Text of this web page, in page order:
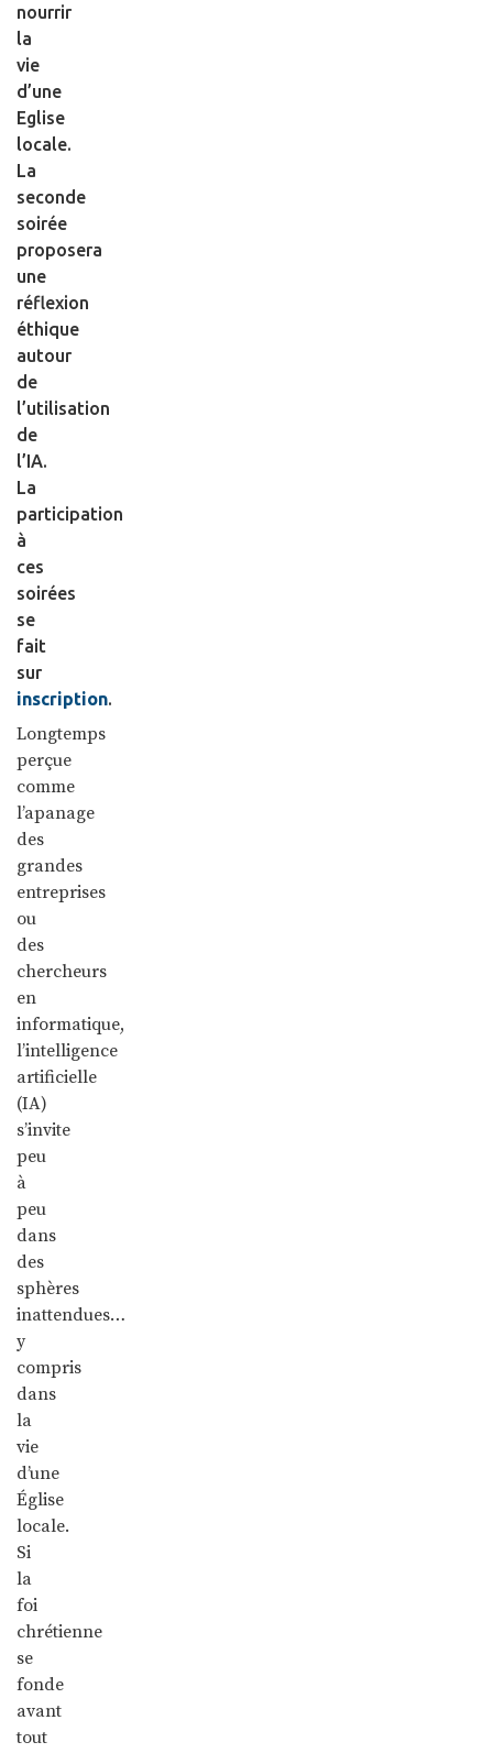
nourrir
la
vie
d’une
Eglise
locale.
La
seconde
soirée
proposera
une
réflexion
éthique
autour
de
l’utilisation
de
l’IA.
La
participation
à
ces
soirées
se
fait
sur
inscription.
Longtemps
perçue
comme
l’apanage
des
grandes
entreprises
ou
des
chercheurs
en
informatique,
l’intelligence
artificielle
(IA)
s’invite
peu
à
peu
dans
des
sphères
inattendues…
y
compris
dans
la
vie
d’une
Église
locale.
Si
la
foi
chrétienne
se
fonde
avant
tout